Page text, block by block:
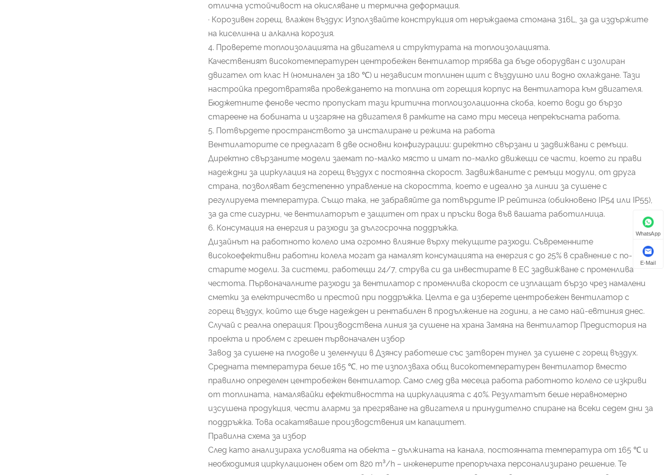
отлична устойчивост на окисляване и термична деформация.
· Корозивен горещ, влажен въздух: Използвайте конструкция от неръждаема стомана 316L, за да издържите
на киселинна и алкална корозия.
4. Проверете топлоизолацията на двигателя и структурата на топлоизолацията.
Качественият високотемпературен центробежен вентилатор трябва да бъде оборудван с изолиран
двигател от клас H (номинален за 180 ℃) и независим топлинен щит с въздушно или водно охлаждане. Тази
настройка предотвратява провеждането на топлина от горещия корпус на вентилатора към двигателя.
Бюджетните фенове често пропускат тази критична топлоизолационна скоба, което води до бързо
стареене на бобината и изгаряне на двигателя в рамките на само три месеца непрекъсната работа.
5. Потвърдете пространството за инсталиране и режима на работа
Вентилаторите се предлагат в две основни конфигурации: директно свързани и задвижвани с ремъци.
Директно свързаните модели заемат по-малко място и имат по-малко движещи се части, което ги прави
надеждни за циркулация на горещ въздух с постоянна скорост. Задвижваните с ремъци модули, от друга
страна, позволяват безстепенно управление на скоростта, което е идеално за линии за сушене с
регулируема температура. Също така, не забравяйте да потвърдите IP рейтинга (обикновено IP54 или IP55),
за да сте сигурни, че вентилаторът е защитен от прах и пръски вода във вашата работилница.
6. Консумация на енергия и разходи за дългосрочна поддръжка.
Дизайнът на работното колело има огромно влияние върху текущите разходи. Съвременните
високоефективни работни колела могат да намалят консумацията на енергия с до 25% в сравнение с по-
старите модели. За системи, работещи 24/7, струва си да инвестирате в EC задвижване с променлива
честота. Първоначалните разходи за вентилатор с променлива скорост се изплащат бързо чрез намалени
сметки за електричество и престой при поддръжка. Целта е да изберете центробежен вентилатор с
горещ въздух, който ще бъде надежден и рентабилен в продължение на години, а не само най-евтиния днес.
Случай с реална операция: Производствена линия за сушене на храна Замяна на вентилатор Предистория на
проекта и проблем с грешен първоначален избор
Завод за сушене на плодове и зеленчуци в Дзянсу работеше със затворен тунел за сушене с горещ въздух.
Средната температура беше 165 ℃, но те използваха общ високотемпературен вентилатор вместо
правилно определен центробежен вентилатор. Само след два месеца работа работното колело се изкриви
от топлината, намалявайки ефективността на циркулацията с 40%. Резултатът беше неравномерно
изсушена продукция, чести аларми за прегряване на двигателя и принудително спиране на всеки седем дни за
поддръжка. Това осакатяваше производствения им капацитет.
Правилна схема за избор
След като анализираха условията на обекта – дължината на канала, постоянната температура от 165 ℃ и
необходимия циркулационен обем от 820 m³/h – инженерите препоръчаха персонализирано решение. Те
WhatsApp
E-Mail